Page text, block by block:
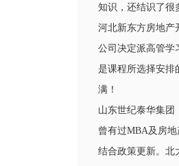
知识，还结识了
河北新东方房地
公司决定派高管学
是课程所选择安排
满！
山东世纪泰华集
曾有过MBA及房
结合政策更新。